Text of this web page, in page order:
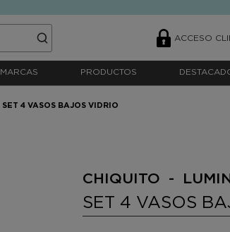
ACCESO
MARCAS PRODUCTOS
SET 4 VASOS BAJOS VIDRIO
CHIQUITO -
SET 4 VASOS